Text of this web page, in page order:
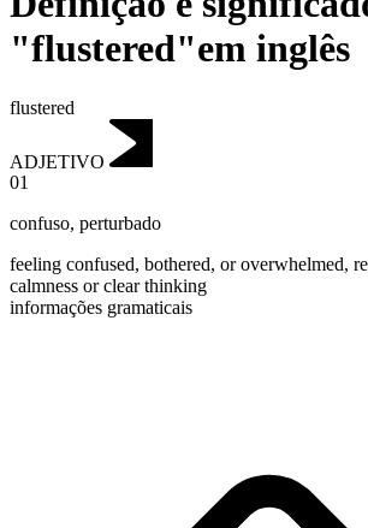
"flustered"em inglês
flustered
ADJETIVO
01
confuso, perturbado
feeling confused, bothered, or overwhelmed,
calmness or clear thinking
informações gramaticais